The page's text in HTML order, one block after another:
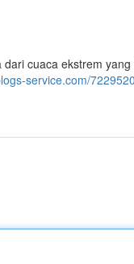
cuaca ekstrem yang
service.com/